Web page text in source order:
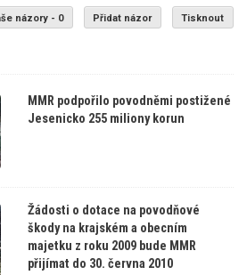
názory - 0 Přidat názor Tisknout
MMR podpořilo povodněmi postižené
Jesenicko 255 miliony korun
Žádosti o dotace na povodňové
škody na krajském a obecním
majetku z roku 2009 bude MMR
přijímat do 30. června 2010